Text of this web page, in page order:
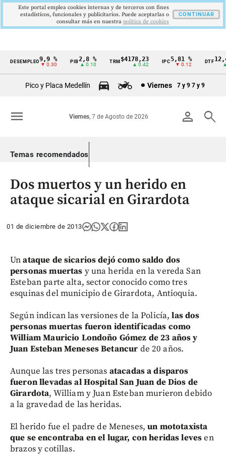
Cintillo
Colombia
DESEMPLEO9,9 %
▼ 0.30
PIB 2,8 %
▲ 0.10
TRM$4178,23
▲ 0.42
IPC5,81 %
▼ 0.12
DTF
▲
Pico y Placa Medellín Viernes 7 y 9 7 y 9
person search
Viernes, 7 de Agosto de 2026
menu
Temas recomendados
Dos muertos y un herido en
ataque sicarial en Girardota
01 de diciembre de 2013
Unataque de sicarios dejó como saldo dos
personas muertas y una herida en la vereda San
Esteban parte alta, sector conocido como tres
esquinas del municipio de Girardota, Antioquia.
Según indican las versiones de la Policía, las dos
personas muertas fueron identificadas como
William Mauricio Londoño Gómez de 23 años y
Juan Esteban Meneses Betancur de 20 años.
Aunque las tres personas atacadas a disparos
fueron llevadas al Hospital San Juan de Dios de
Girardota, William y Juan Esteban murieron debido
a la gravedad de las heridas.
El herido fue el padre de Meneses,un mototaxista
que se encontraba en el lugar, con heridas levesen
brazos y cotillas.
Este portal emplea cookies internas y de terceros con fines
estadísticos, funcionales y publicitarios. Puede aceptarlas o
consultar más en nuestra politica de cookies
CONTINUAR